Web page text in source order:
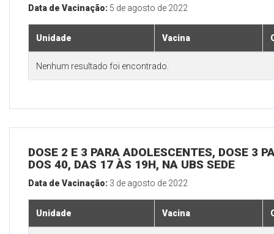
Data de Vacinação: 5 de agosto de 2022
Unidade Vacina
Nenhum resultado foi encontrado.
DOSE 2 E 3 PARA ADOLESCENTES, DOSE 3
DOS 40, DAS 17 ÀS 19H, NA UBS SEDE
Data de Vacinação: 3 de agosto de 2022
Unidade Vacina